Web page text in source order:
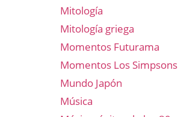
Mitología
Mitología griega
Momentos Futurama
Momentos Los Simpsons
Mundo Japón
Música